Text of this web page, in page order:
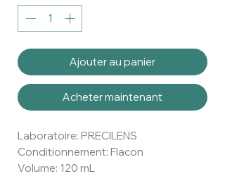
Ajouter au panier
Acheter maintenant
Laboratoire: PRECILENS
Conditionnement: Flacon
Volume: 120 mL